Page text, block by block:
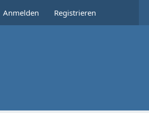
Anmelden Registrieren